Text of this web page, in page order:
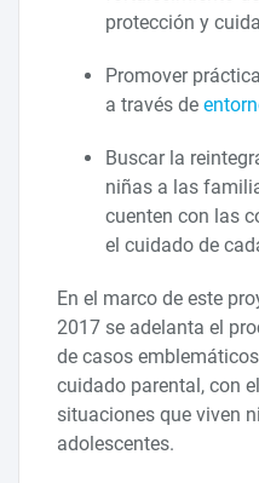
protección y
Promover
a través de
Buscar la
niñas a las
cuenten con las
el cuidado de
En el marco de este
2017 se adelanta el
de casos
cuidado parental, con
situaciones que viven
adolescentes.